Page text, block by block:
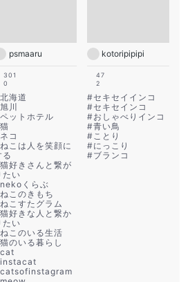
psmaaru
301
0
北海道
旭川
ペットホテル
猫
ネコ
ねこは人を笑顔に
る
猫好きさんと繋が
たい
nekoくらぶ
ねこのきもち
ねこすたグラム
猫好きな人と繋か
たい
ねこのいる生活
猫のいる暮らし
cat
instacat
catsofinstagram
kotoripipipi
47
2
#セキセイインコ
#セキセインコ
#おしゃべりインコ
#青い鳥
#ことり
#にっこり
#ブランコ